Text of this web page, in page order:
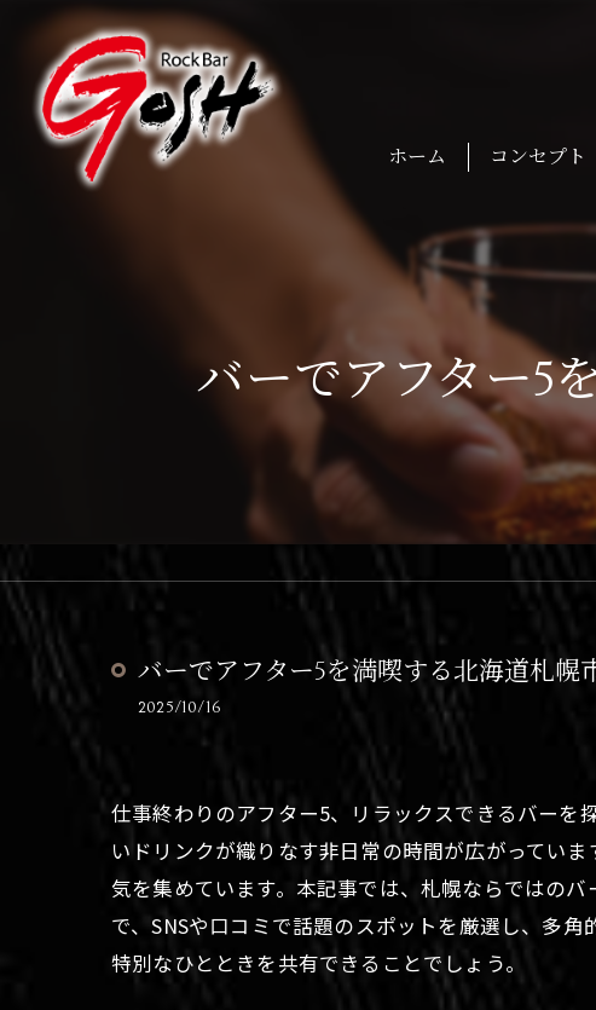
ホーム コンセプト
バーでアフター5
バーでアフター5を満喫する北海道札幌
2025/10/16
仕事終わりのアフター5、リラックスできるバーを
いドリンクが織りなす非日常の時間が広がってい
気を集めています。本記事では、札幌ならではの
で、SNSや口コミで話題のスポットを厳選し、多
特別なひとときを共有できることでしょう。